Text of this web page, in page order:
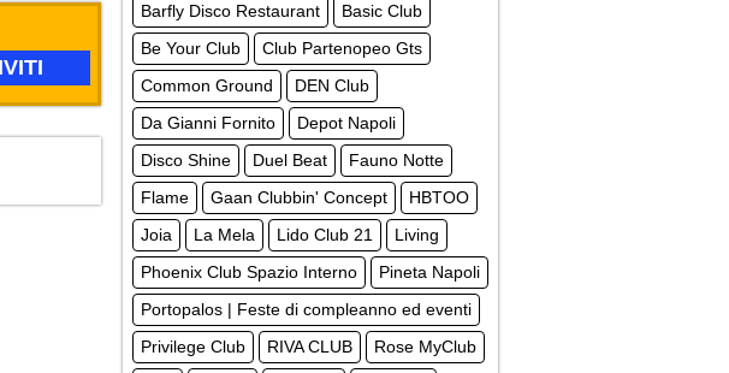
Barfly Disco Restaurant
Basic Club
Be Your Club
Club Partenopeo Gts
Common Ground
DEN Club
Da Gianni Fornito
Depot Napoli
Disco Shine
Duel Beat
Fauno Notte
Flame
Gaan Clubbin' Concept
HBTOO
Joia
La Mela Lido Club 21
Living
Phoenix Club Spazio Interno
Pineta Napoli
Portopalos | Feste di compleanno ed eventi
Privilege Club
RIVA CLUB
Rose MyClub